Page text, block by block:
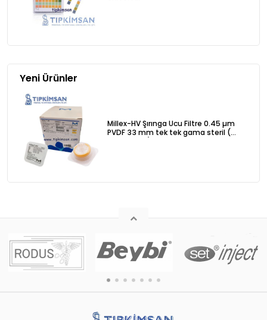
Yeni Ürünler
Millex-HV Şırınga Ucu Filtre 0.45 µm
PVDF 33 mm tek tek gama steril (